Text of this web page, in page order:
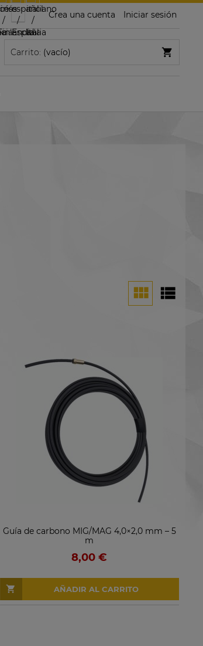
Crea una cuenta Iniciar sesión
Carrito: (vacío)
Guía de carbono MIG/MAG 4,0×2,0 mm – 5
m
8,00 €
AÑADIR AL CARRITO